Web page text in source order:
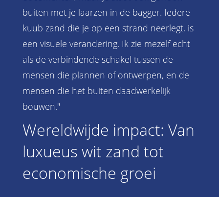
buiten met je laarzen in de bagger. Iedere
kuub zand die je op een strand neerlegt, is
een visuele verandering. Ik zie mezelf echt
als de verbindende schakel tussen de
mensen die plannen of ontwerpen, en de
mensen die het buiten daadwerkelijk
bouwen."
Wereldwijde impact: Van
luxueus wit zand tot
economische groei